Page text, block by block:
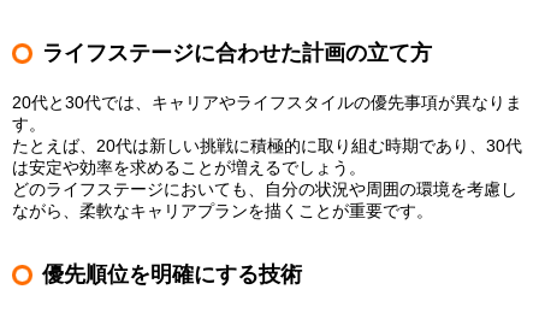
ライフステージに合わせた計画の立て方
20代と30代では、キャリアやライフスタイルの優先事項が異なりま
す。
たとえば、20代は新しい挑戦に積極的に取り組む時期であり、30代
は安定や効率を求めることが増えるでしょう。
どのライフステージにおいても、自分の状況や周囲の環境を考慮し
ながら、柔軟なキャリアプランを描くことが重要です。
優先順位を明確にする技術